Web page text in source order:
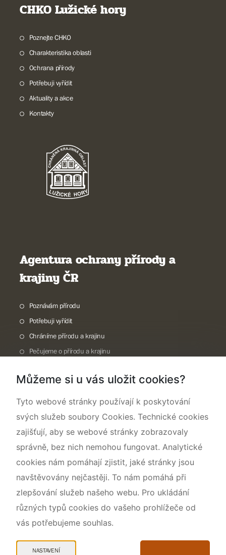
CHKO Lužické hory
Poznejte CHKO
Charakteristika oblasti
Ochrana přírody
Potřebuji vyřídit
Aktuality a akce
Kontakty
Agentura ochrany přírody a
krajiny ČR
Poznávám přírodu
Potřebuji vyřídit
Chráníme přírodu a krajinu
Pečujeme o přírodu a krajinu
O nás
Můžeme si u vás uložit cookies?
Tyto webové stránky používají k poskytování
svých služeb soubory Cookies. Technické cookies
zajišťují, aby se webové stránky zobrazovaly
správně, bez nich nemohou fungovat. Analytické
cookies nám pomáhají zjistit, jaké stránky jsou
navštěvovány nejčastěji. To nám pomáhá při
zlepšování služeb našeho webu. Pro ukládání
různých typů cookies do vašeho prohlížeče od
vás potřebujeme souhlas.
NASTAVENÍ